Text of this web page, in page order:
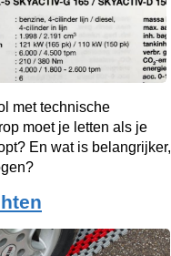
met technische
moet je letten als je
En wat is belangrijker,